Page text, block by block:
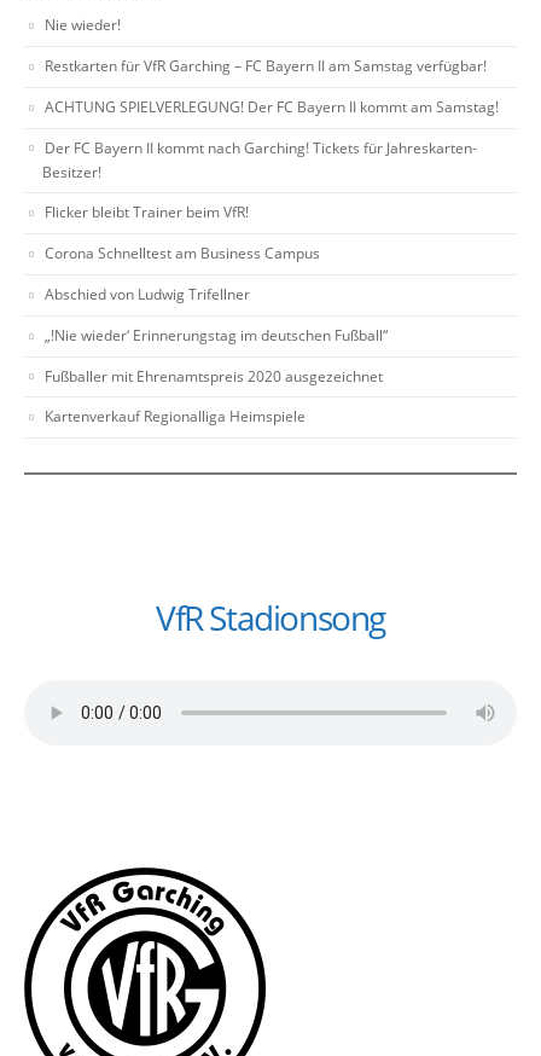
Nie wieder!
Restkarten für VfR Garching – FC Bayern II am Samstag verfügbar!
ACHTUNG SPIELVERLEGUNG! Der FC Bayern II kommt am Samstag!
Der FC Bayern II kommt nach Garching! Tickets für Jahreskarten-
Besitzer!
Flicker bleibt Trainer beim VfR!
Corona Schnelltest am Business Campus
Abschied von Ludwig Trifellner
„!Nie wieder‘ Erinnerungstag im deutschen Fußball“
Fußballer mit Ehrenamtspreis 2020 ausgezeichnet
Kartenverkauf Regionalliga Heimspiele
VfR Stadionsong